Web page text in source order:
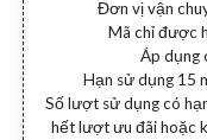
Đơn vị vận
Mã chỉ được
Áp dụng
Hạn sử dụng 15
Số lượt sử dụng có
hết lượt ưu đãi hoặc